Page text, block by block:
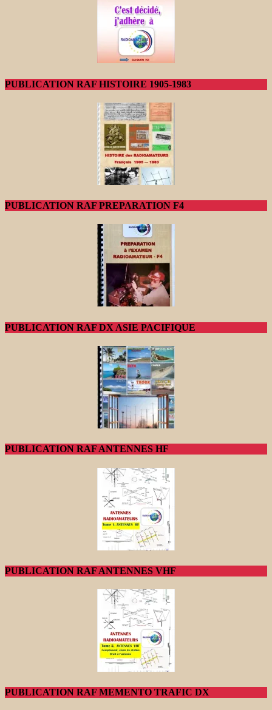
PUBLICATION RAF HISTOIRE 1905-1983
PUBLICATION RAF PREPARATION F4
PUBLICATION RAF DX ASIE PACIFIQUE
PUBLICATION RAF ANTENNES HF
PUBLICATION RAF ANTENNES VHF
PUBLICATION RAF MEMENTO TRAFIC DX